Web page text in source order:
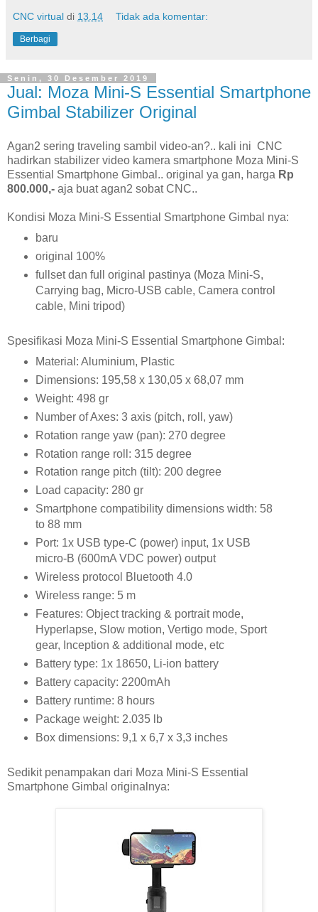
CNC virtual di 13.14 Tidak ada komentar:
Berbagi
Senin, 30 Desember 2019
Jual: Moza Mini-S Essential Smartphone
Gimbal Stabilizer Original
Agan2 sering traveling sambil video-an?.. kali ini CNC
hadirkan stabilizer video kamera smartphone Moza Mini-S
Essential Smartphone Gimbal.. original ya gan, harga Rp
800.000,- aja buat agan2 sobat CNC..
Kondisi Moza Mini-S Essential Smartphone Gimbal nya:
baru
original 100%
fullset dan full original pastinya (Moza Mini-S,
Carrying bag, Micro-USB cable, Camera control
cable, Mini tripod)
Spesifikasi Moza Mini-S Essential Smartphone Gimbal:
Material: Aluminium, Plastic
Dimensions: 195,58 x 130,05 x 68,07 mm
Weight: 498 gr
Number of Axes: 3 axis (pitch, roll, yaw)
Rotation range yaw (pan): 270 degree
Rotation range roll: 315 degree
Rotation range pitch (tilt): 200 degree
Load capacity: 280 gr
Smartphone compatibility dimensions width: 58
to 88 mm
Port: 1x USB type-C (power) input, 1x USB
micro-B (600mA VDC power) output
Wireless protocol Bluetooth 4.0
Wireless range: 5 m
Features: Object tracking & portrait mode,
Hyperlapse, Slow motion, Vertigo mode, Sport
gear, Inception & additional mode, etc
Battery type: 1x 18650, Li-ion battery
Battery capacity: 2200mAh
Battery runtime: 8 hours
Package weight: 2.035 lb
Box dimensions: 9,1 x 6,7 x 3,3 inches
Sedikit penampakan dari Moza Mini-S Essential
Smartphone Gimbal originalnya: